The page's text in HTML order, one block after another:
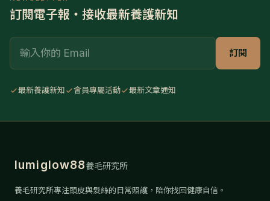
訂閱電子報・接收最新養護新知
訂閱
最新養護新知 會員專屬活動 最新文章通知
lumiglow88養毛研究所
養毛研究所專注頭皮與髮絲的日常照護，陪你找回健康自信。